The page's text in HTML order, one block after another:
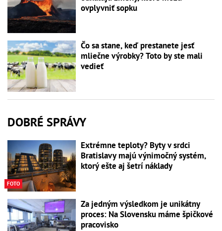
ovplyvniť sopku
Čo sa stane, keď prestanete jesť
mliečne výrobky? Toto by ste mali
vedieť
DOBRÉ SPRÁVY
FOTO
Extrémne teploty? Byty v srdci
Bratislavy majú výnimočný systém,
ktorý ešte aj šetrí náklady
Za jedným výsledkom je unikátny
proces: Na Slovensku máme špičkové
pracovisko